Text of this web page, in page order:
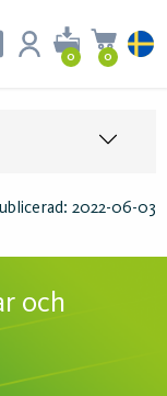
0 0
2022-06-03
och